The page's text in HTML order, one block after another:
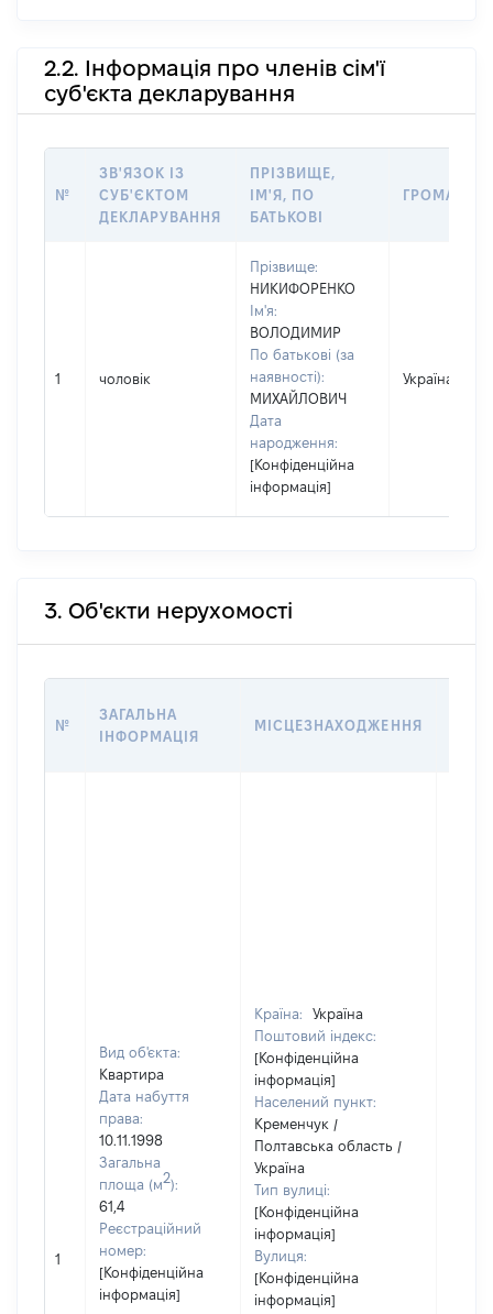
2.2. Інформація про членів сім'ї
суб'єкта декларування
№
ЗВ'ЯЗОК ІЗ
СУБ'ЄКТОМ
ДЕКЛАРУВАННЯ
ПРІЗВИЩЕ,
ІМ'Я, ПО
БАТЬКОВІ
1 чоловік
Прізвище:
НИКИФОРЕНКО
Ім'я:
ВОЛОДИМИР
По батькові (за
наявності):
МИХАЙЛОВИЧ
Дата
народження:
[Конфіденційна
інформація]
Україна
3. Об'єкти нерухомості
№
ЗАГАЛЬНА
ІНФОРМАЦІЯ
МІСЦЕЗНАХОДЖЕННЯ
1
Вид об'єкта:
Квартира
Дата набуття
права:
10.11.1998
Загальна
площа (м2):
61,4
Реєстраційний
номер:
[Конфіденційна
інформація]
Країна:
Україна
Поштовий індекс:
[Конфіденційна
інформація]
Населений пункт:
Кременчук /
Полтавська область /
Україна
Тип вулиці:
[Конфіденційна
інформація]
Вулиця:
[Конфіденційна
інформація]